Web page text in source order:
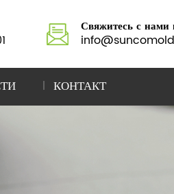
Свяжитесь с нами
КОНТАКТ